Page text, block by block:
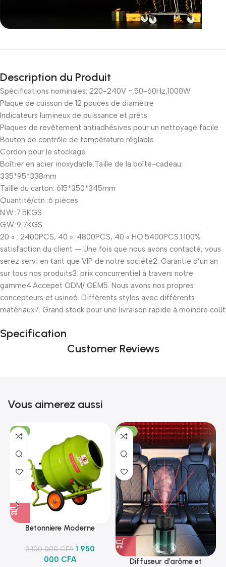
Incoryable offres
prix KDO
Description du Produit
Spécifications nominales: 220-240V ~,50-60Hz,1000W
Plaque de cuisson de 12 pouces de diamètre
Indicateurs lumineux de puissance et prêts
Plaques de revêtement antiadhésives pour un nettoyage facile
Bouton de contrôle de température réglable
Cordon pour le stockage
Boîtier en acier inoxydable.Taille de la boîte-cadeau:
335*95*338mm
Taille du carton: 615*350*345mm
Quantité/ctn :6 pièces
N.W.:7.5KGS
G.W.:9.7KGS
20 « : 2400PCS, 40 »: 4800PCS, 40 « HQ:5400PCS.1.100%
satisfaction du client — Une fois que nous avons contacté, vous
serez servi en tant que VIP de notre société2. Garantie d’un an
sur tous nos produits3. prix concurrentiel à travers notre
gamme4.Accepet ODM/ OEM5. Nous avons nos propres
concepteurs et usine6. Différents styles avec différents
matériaux7. Grand stock pour une livraison rapide à moindre coût
Specification
Customer Reviews
Vous aimerez aussi
-7%
Betonniere Moderne
2 100 000CFA 1 950
000 CFA
-18%
Diffuseur d’arôme et